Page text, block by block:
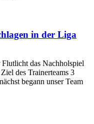
in der Liga
das Nachholspiel
des Trainerteams 3
begann unser Team